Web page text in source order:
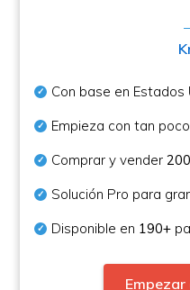
Con base en Estados
Empieza con tan
Comprar y vender
Solución Pro para
Disponible en 190+